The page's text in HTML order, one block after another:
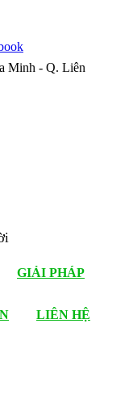
Minh - Q. Liên
GIẢI PHÁP
LIÊN HỆ